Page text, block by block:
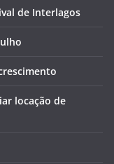
de Interlagos
locação de